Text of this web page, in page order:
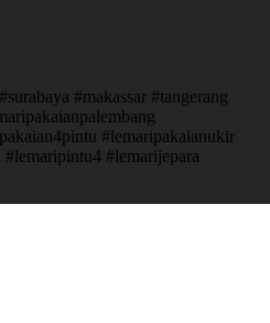
#makassar #tangerang
#lemaripakaianukir
#lemarijepara